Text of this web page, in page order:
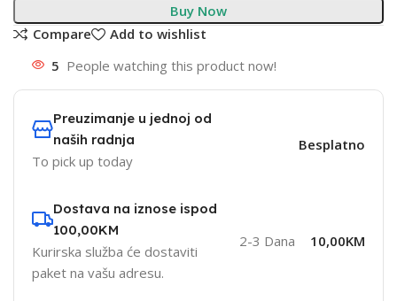
Buy Now
Compare
Add to wishlist
5 People watching this product now!
Preuzimanje u jednoj od
naših radnja
To pick up today
Besplatno
Dostava na iznose ispod
100,00KM
Kurirska služba će dostaviti
paket na vašu adresu.
2-3 Dana 10,00KM